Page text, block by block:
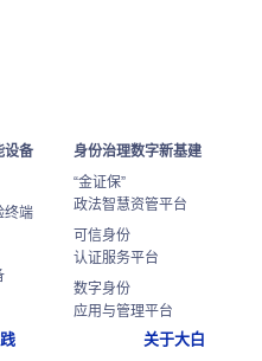
设备
终端
身份治理数字新基建
“金证保”
政法智慧资管平台
可信身份
认证服务平台
数字身份
应用与管理平台
关于大白